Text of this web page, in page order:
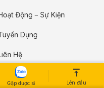
Gặp dược sĩ Lên đầu
Động – Sự Kiện
Dụng
Hệ
Giới Thiệu Bác Sĩ